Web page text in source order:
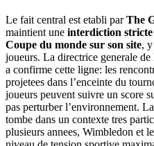
Le fait central est etabli parThe
maintient une interdiction stricte
Coupe du monde sur son site,
joueurs. La directrice generale
a confirme cette ligne: les
projetees dans l’enceinte du
joueurs peuvent suivre un score
pas perturber l’environnement.
tombe dans un contexte tres
plusieurs annees, Wimbledon et